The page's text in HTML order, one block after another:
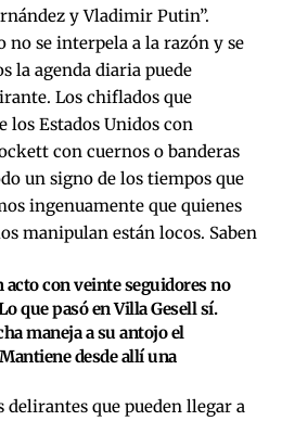
y Vladimir Putin”.
no se interpela a la razón y se
la agenda diaria puede
Los chiflados que
los Estados Unidos con
con cuernos o banderas
un signo de los tiempos que
ingenuamente que quienes
manipulan están locos. Saben
con veinte seguidores no
que pasó en Villa Gesell sí.
maneja a su antojo el
desde allí una
delirantes que pueden llegar a